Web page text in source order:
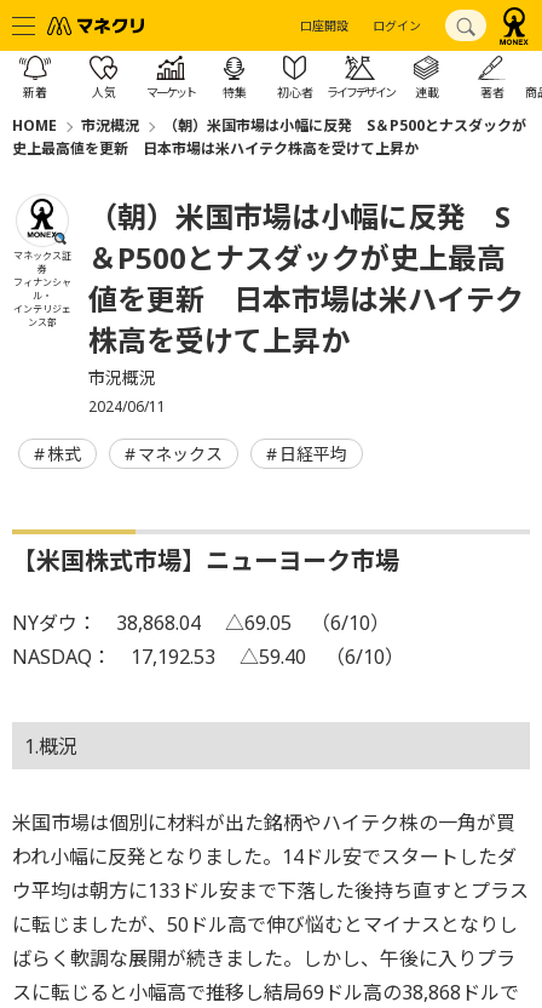
口座開設 ログイン
新着 人気 マーケット 特集 初心者 ライフデザイン 連載 著者 商
HOME 市況概況
（朝）米国市場は小幅に反発 S＆P500とナスダックが
史上最高値を更新 日本市場は米ハイテク株高を受けて上昇か
マネックス証
券
フィナンシャ
ル・
インテリジェ
ンス部
（朝）米国市場は小幅に反発 S
＆P500とナスダックが史上最高
値を更新 日本市場は米ハイテク
株高を受けて上昇か
市況概況
2024/06/11
株式 マネックス 日経平均
【米国株式市場】ニューヨーク市場
NYダウ： 38,868.04 △69.05 （6/10）
NASDAQ： 17,192.53 △59.40 （6/10）
1.概況
米国市場は個別に材料が出た銘柄やハイテク株の一角が買
われ小幅に反発となりました。14ドル安でスタートしたダ
ウ平均は朝方に133ドル安まで下落した後持ち直すとプラス
に転じましたが、50ドル高で伸び悩むとマイナスとなりし
ばらく軟調な展開が続きました。しかし、午後に入りプラ
スに転じると小幅高で推移し結局69ドル高の38,868ドルで